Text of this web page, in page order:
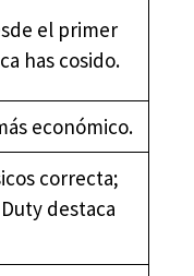
el primer
has cosido.
económico.
correcta;
destaca